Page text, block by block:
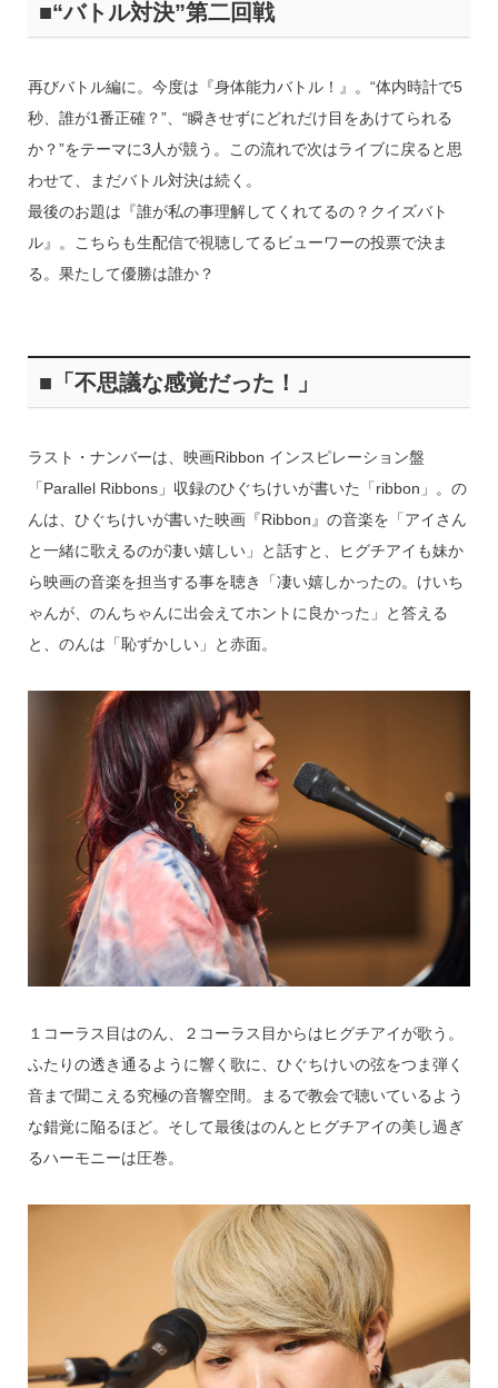
■“バトル対決”第二回戦
再びバトル編に。今度は『身体能力バトル！』。“体内時計で5
秒、誰が1番正確？”、“瞬きせずにどれだけ目をあけてられる
か？”をテーマに3人が競う。この流れで次はライブに戻ると思
わせて、まだバトル対決は続く。
最後のお題は『誰が私の事理解してくれてるの？クイズバト
ル』。こちらも生配信で視聴してるビューワーの投票で決ま
る。果たして優勝は誰か？
■「不思議な感覚だった！」
ラスト・ナンバーは、映画Ribbon インスピレーション盤
「Parallel Ribbons」収録のひぐちけいが書いた「ribbon」。の
んは、ひぐちけいが書いた映画『Ribbon』の音楽を「アイさん
と一緒に歌えるのが凄い嬉しい」と話すと、ヒグチアイも妹か
ら映画の音楽を担当する事を聴き「凄い嬉しかったの。けいち
ゃんが、のんちゃんに出会えてホントに良かった」と答える
と、のんは「恥ずかしい」と赤面。
１コーラス目はのん、２コーラス目からはヒグチアイが歌う。
ふたりの透き通るように響く歌に、ひぐちけいの弦をつま弾く
音まで聞こえる究極の音響空間。まるで教会で聴いているよう
な錯覚に陥るほど。そして最後はのんとヒグチアイの美し過ぎ
るハーモニーは圧巻。